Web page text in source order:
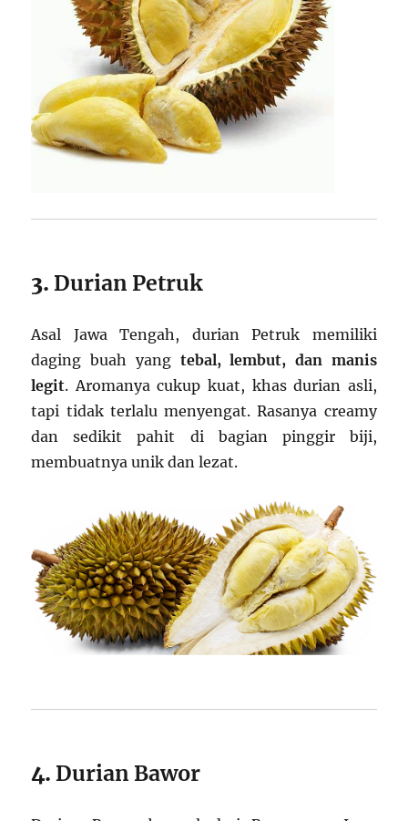
3.Durian Petruk
Asal Jawa Tengah, durian Petruk memiliki
daging buah yang tebal, lembut, dan manis
legit. Aromanya cukup kuat, khas durian asli,
tapi tidak terlalu menyengat. Rasanya creamy
dan sedikit pahit di bagian pinggir biji,
membuatnya unik dan lezat.
4.Durian Bawor